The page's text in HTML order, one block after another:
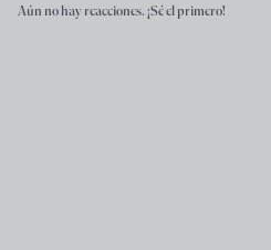
Aún no hay reacciones. ¡Sé el primero!